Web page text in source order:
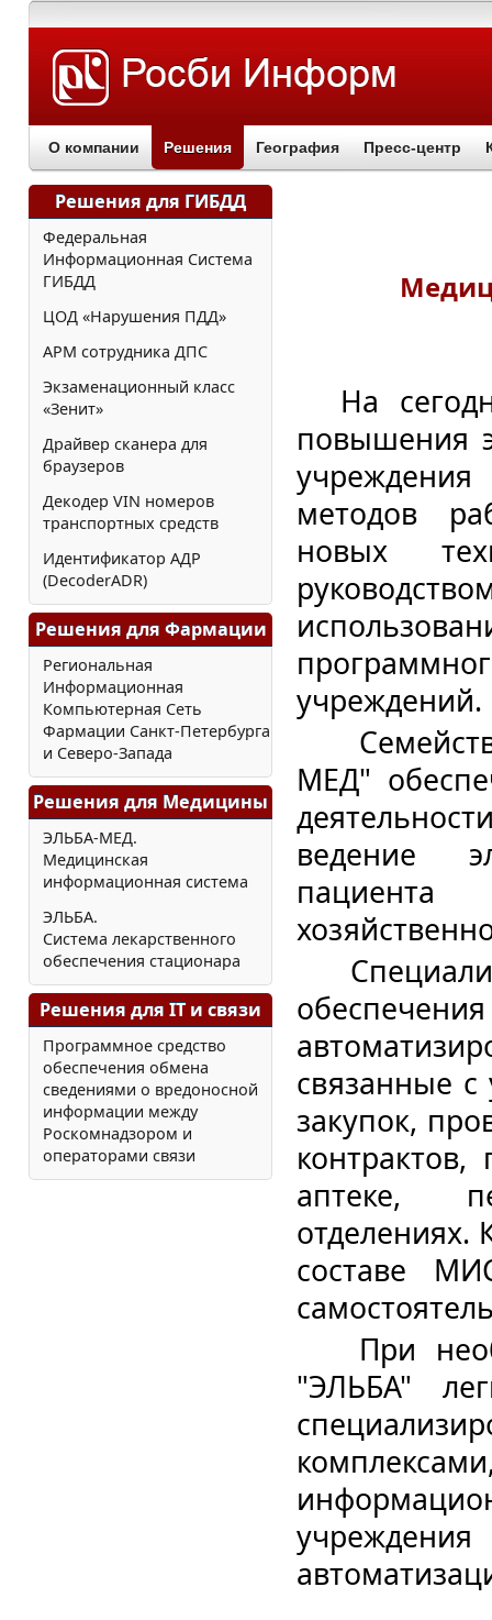
О компании Решения География Пресс-центр
Решения для ГИБДД
Федеральная
Информационная Система
ГИБДД
ЦОД «Нарушения ПДД»
АРМ сотрудника ДПС
Экзаменационный класс
«Зенит»
Драйвер сканера для
браузеров
Декодер VIN номеров
транспортных средств
Идентификатор АДР
(DecoderADR)
Решения для Фармации
Региональная
Информационная
Компьютерная Сеть
Фармации Санкт-Петербурга
и Северо-Запада
Решения для Медицины
ЭЛЬБА-МЕД.
Медицинская
информационная система
ЭЛЬБА.
Система лекарственного
обеспечения стационара
Решения для IT и связи
Программное средство
обеспечения обмена
сведениями о вредоносной
информации между
Роскомнадзором и
операторами связи
На
повышения
методов
новых
учреждений.
МЕД"
ведение
пациента
связанные
закупок,
аптеке,
отделениях.
составе
При
"ЭЛЬБА"